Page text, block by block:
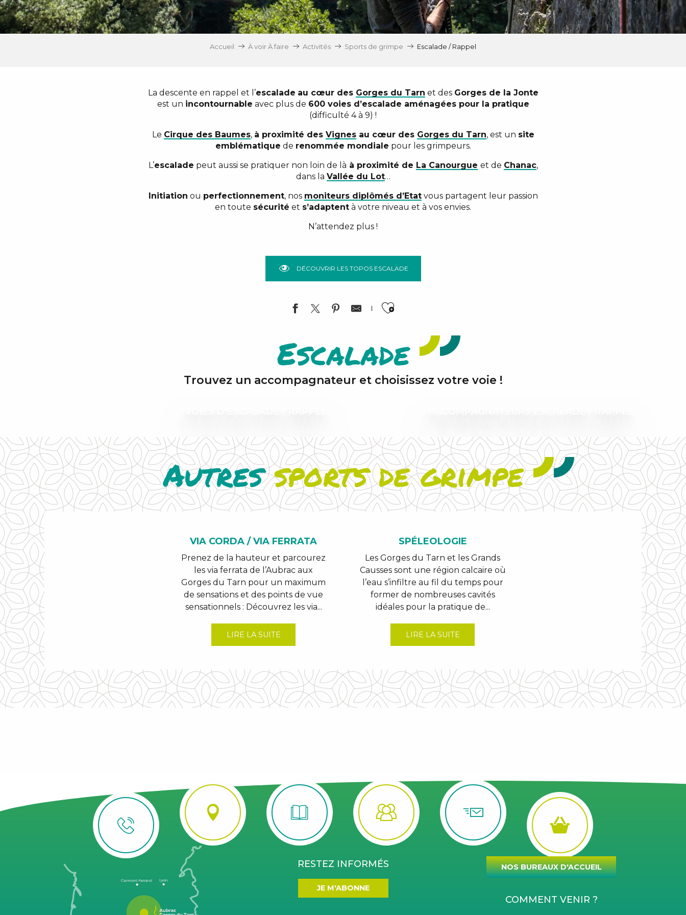
Accueil À voir À faire Activités Sports de grimpe Escalade / Rappel
La descente en rappel et l’escalade au cœur des Gorges du Tarn et des Gorges de la Jonte
est un incontournable avec plus de 600 voies d’escalade aménagées pour la pratique
(difficulté 4 à 9) !
Le Cirque des Baumes, à proximité des Vignesau cœur des Gorges du Tarn, est un site
emblématique de renommée mondiale pour les grimpeurs.
L’escalade peut aussi se pratiquer non loin de là à proximité de La Canourgue et de Chanac,
dans la Vallée du Lot…
Initiation ou perfectionnement, nos moniteurs diplômés d’Etatvous partagent leur passion
en toute sécurité et s’adaptent à votre niveau et à vos envies.
N’attendez plus !
DÉCOUVRIR LES TOPOS ESCALADE
Ajouter aux favoris
Escalade
Trouvez un accompagnateur et choisissez votre voie !
Autressports de grimpe
VIA CORDA / VIA FERRATA
Prenez de la hauteur et parcourez
les via ferrata de l’Aubrac aux
Gorges du Tarn pour un maximum
de sensations et des points de vue
sensationnels : Découvrez les via...
LIRE LA SUITE
SPÉLEOLOGIE
Les Gorges du Tarn et les Grands
Causses sont une région calcaire où
l’eau s’infiltre au fil du temps pour
former de nombreuses cavités
idéales pour la pratique de...
LIRE LA SUITE
RESTEZ INFORMÉS
JE M'ABONNE
NOS BUREAUX D'ACCUEIL
COMMENT VENIR ?